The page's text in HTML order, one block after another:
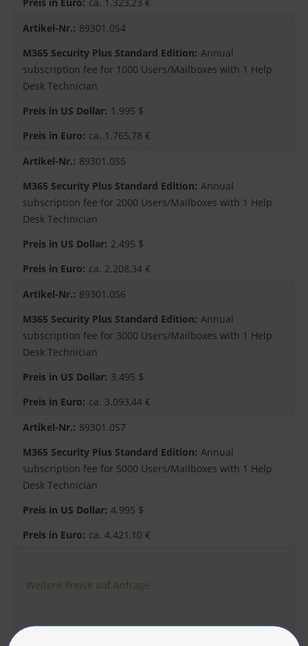
89301.0S4
Annual
subscription fee for 1000 Users/Mailboxes with 1 Help
Desk Technician
1.995 $
ca. 1.765,78 €
89301.0S5
Annual
subscription fee for 2000 Users/Mailboxes with 1 Help
Desk Technician
2.495 $
ca. 2.208,34 €
89301.0S6
Annual
subscription fee for 3000 Users/Mailboxes with 1 Help
Desk Technician
3.495 $
ca. 3.093,44 €
89301.0S7
Annual
subscription fee for 5000 Users/Mailboxes with 1 Help
Desk Technician
4.995 $
ca. 4.421,10 €
Weitere Preise auf Anfrage